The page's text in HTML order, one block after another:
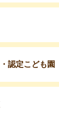
認定こども園